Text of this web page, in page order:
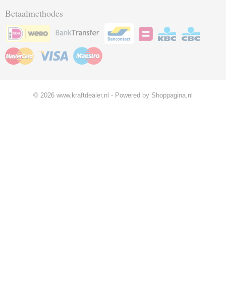
Betaalmethodes
© 2026 www.kraftdealer.nl - Powered by Shoppagina.nl